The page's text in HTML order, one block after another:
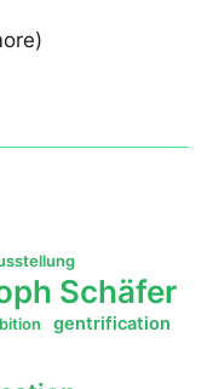
Schäfer
gentrification